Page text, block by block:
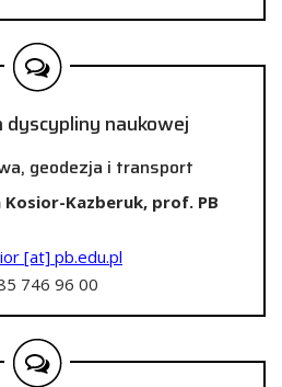
dyscypliny naukowej
geodezja i transport
Kazberuk, prof. PB
[at] pb.edu.pl
746 96 00